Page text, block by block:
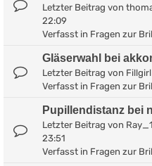
Letzter Beitrag von
22:09
Verfasst in Fragen zur
Gläserwahl bei
Letzter Beitrag von Fillgirl
Verfasst in Fragen zur
Pupillendistanz bei
Letzter Beitrag von
23:51
Verfasst in Fragen zur